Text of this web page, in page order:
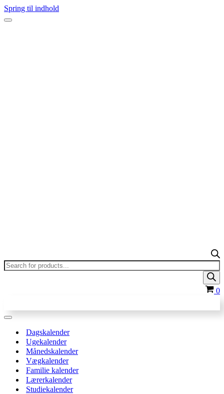
Spring til indhold
Navigation
Products
search
0
Navigation
Dagskalender
Ugekalender
Månedskalender
Vægkalender
Familie kalender
Lærerkalender
Studiekalender